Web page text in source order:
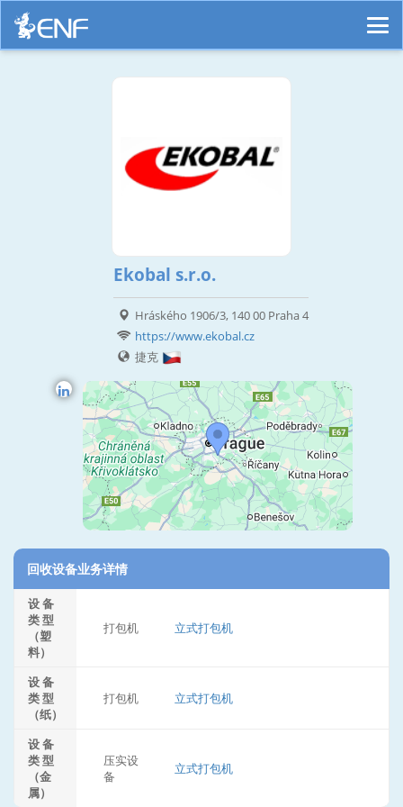
Ekobal s.r.o.
Hráského 1906/3, 140 00 Praha 4
https://www.ekobal.cz
捷克
回收设备业务详情
设 备
类 型
（塑
料）
打包机 立式打包机
设 备
类 型
（纸）
打包机 立式打包机
设 备
类 型
（金
属）
压实设
备
立式打包机